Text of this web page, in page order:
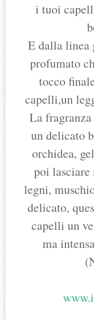
i tuoi
E dalla linea
profumato
tocco
capelli,un
La
un delicato
orchidea,
poi lasciare
legni,
delicato,
capelli un
ma